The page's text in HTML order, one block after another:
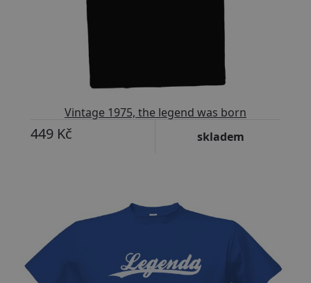
Vintage 1975, the legend was born
449 Kč skladem
Upravitelný text
Přizpůsobitelný motiv